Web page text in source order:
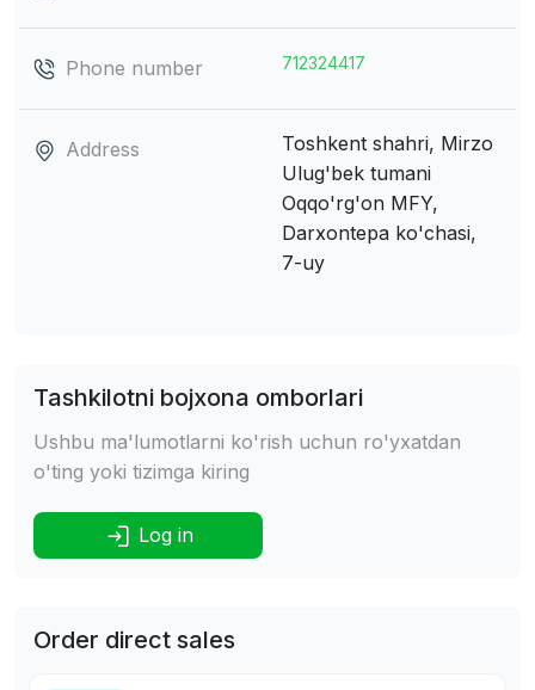
Phone number 712324417
Address
Toshkent shahri, Mirzo
Ulug'bek tumani
Oqqo'rg'on MFY,
Darxontepa ko'chasi,
7-uy
Tashkilotni bojxona omborlari
Ushbu ma'lumotlarni ko'rish uchun ro'yxatdan
o'ting yoki tizimga kiring
Log in
Order direct sales